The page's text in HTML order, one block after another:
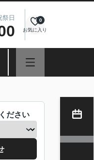
日
お気に入り
0
ださい